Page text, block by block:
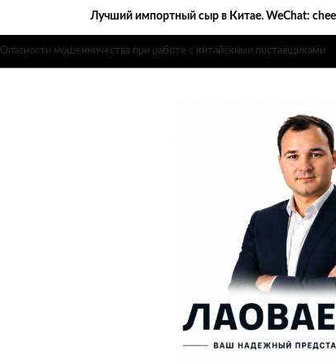
Риски прямого сотрудничества с фабриками в Китае
Лучший импортный сыр в Китае. WeChat: